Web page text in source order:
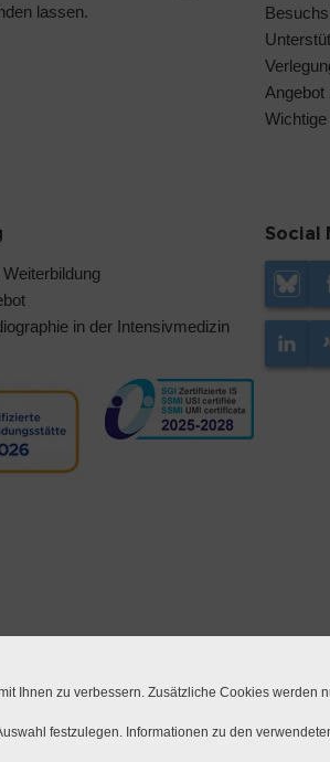
lassen.
Angebot
in der Intensivmedizin
Social
Ihnen zu verbessern. Zusätzliche Cookies werden
festzulegen. Informationen zu den